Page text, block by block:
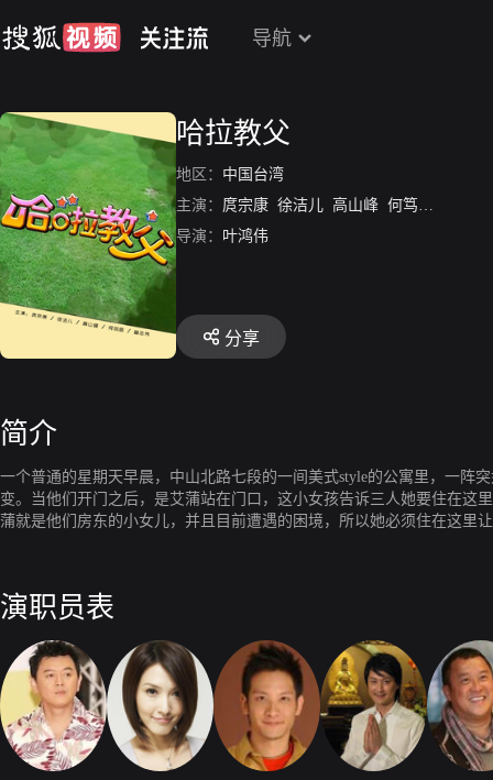
导航
哈拉教父
地区： 中国台湾
主演： 庹宗康 徐洁儿 高山峰 何笃霖
导演： 叶鸿伟
分享
简介
一个普通的星期天早晨，中山北路七段的一间美式style的公寓里，一阵
变。当他们开门之后，是艾蒲站在门口，这小女孩告诉三人她要住在这
蒲就是他们房东的小女儿，并且目前遭遇的困境，所以她必须住在这里
演职员表